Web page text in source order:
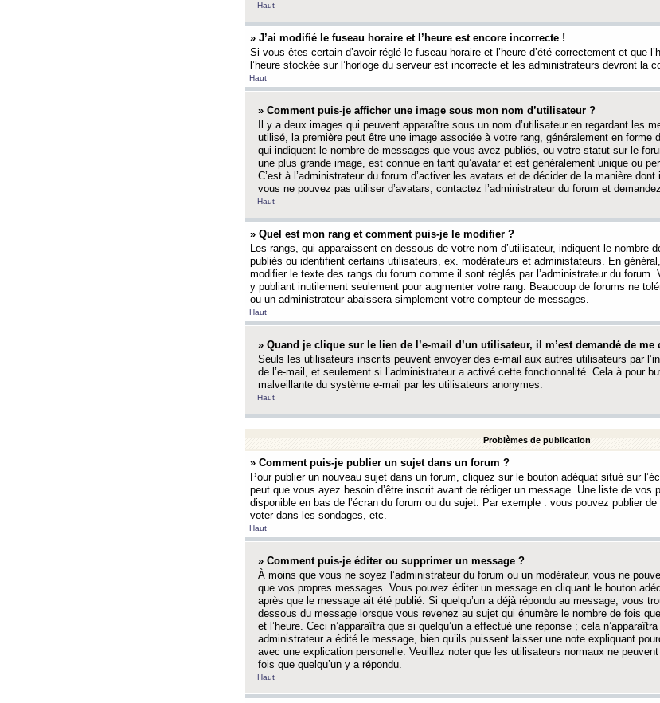
Haut
» J’ai modifié le fuseau horaire et l’heure est encore incorrecte !
Si vous êtes certain d’avoir réglé le fuseau horaire et l’heure d’été correctement et que
l’heure stockée sur l’horloge du serveur est incorrecte et les administrateurs devront la
Haut
» Comment puis-je afficher une image sous mon nom d’utilisateur ?
Il y a deux images qui peuvent apparaître sous un nom d’utilisateur en regardant les
utilisé, la première peut être une image associée à votre rang, généralement en forme
qui indiquent le nombre de messages que vous avez publiés, ou votre statut sur le
une plus grande image, est connue en tant qu’avatar et est généralement unique ou
C’est à l’administrateur du forum d’activer les avatars et de décider de la manière
vous ne pouvez pas utiliser d’avatars, contactez l’administrateur du forum et
Haut
» Quel est mon rang et comment puis-je le modifier ?
Les rangs, qui apparaissent en-dessous de votre nom d’utilisateur, indiquent le nombre
publiés ou identifient certains utilisateurs, ex. modérateurs et administateurs. En
modifier le texte des rangs du forum comme il sont réglés par l’administrateur du forum.
y publiant inutilement seulement pour augmenter votre rang. Beaucoup de forums ne
ou un administrateur abaissera simplement votre compteur de messages.
Haut
» Quand je clique sur le lien de l’e-mail d’un utilisateur, il m’est demandé de me
Seuls les utilisateurs inscrits peuvent envoyer des e-mail aux autres utilisateurs par
de l’e-mail, et seulement si l’administrateur a activé cette fonctionnalité. Cela à pour
malveillante du système e-mail par les utilisateurs anonymes.
Haut
Problèmes de publication
» Comment puis-je publier un sujet dans un forum ?
Pour publier un nouveau sujet dans un forum, cliquez sur le bouton adéquat situé sur
peut que vous ayez besoin d’être inscrit avant de rédiger un message. Une liste de vos
disponible en bas de l’écran du forum ou du sujet. Par exemple : vous pouvez publier
voter dans les sondages, etc.
Haut
» Comment puis-je éditer ou supprimer un message ?
À moins que vous ne soyez l’administrateur du forum ou un modérateur, vous ne
que vos propres messages. Vous pouvez éditer un message en cliquant le bouton
après que le message ait été publié. Si quelqu’un a déjà répondu au message, vous
dessous du message lorsque vous revenez au sujet qui énumère le nombre de fois
et l’heure. Ceci n’apparaîtra que si quelqu’un a effectué une réponse ; cela
administrateur a édité le message, bien qu’ils puissent laisser une note expliquant
avec une explication personelle. Veuillez noter que les utilisateurs normaux ne
fois que quelqu’un y a répondu.
Haut